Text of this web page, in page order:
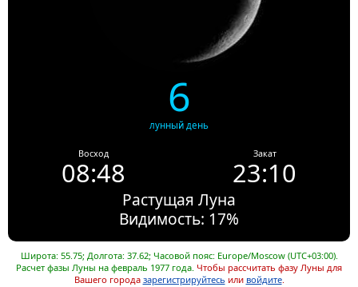
6
лунный день
Восход
08:48
Закат
23:10
Растущая Луна
Видимость: 17%
Широта: 55.75; Долгота: 37.62; Часовой пояс: Europe/Moscow (UTC+03:00).
Расчет фазы Луны на февраль 1977 года. Чтобы рассчитать фазу Луны для
Вашего города зарегистрируйтесь или войдите.